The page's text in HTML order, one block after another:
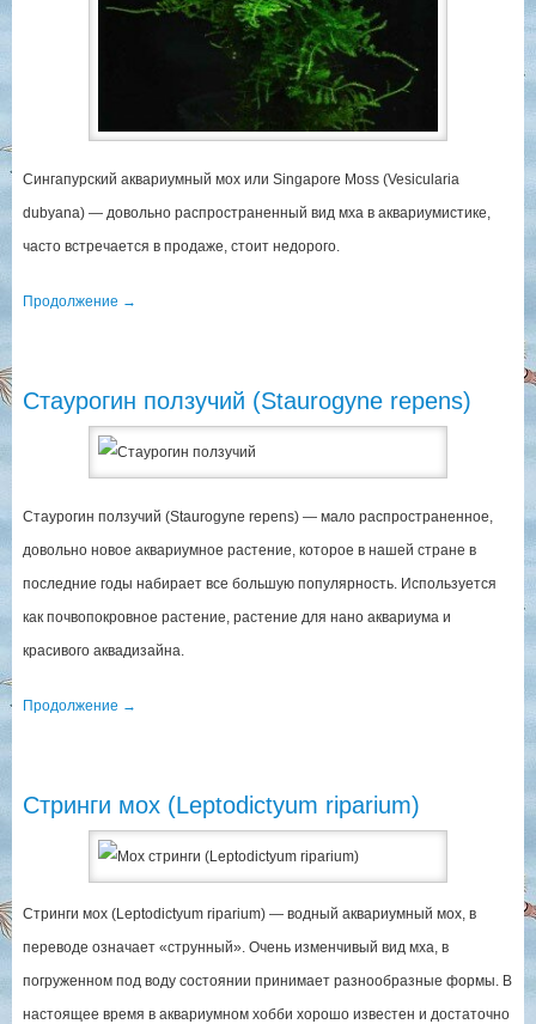
Сингапурский аквариумный мох или Singapore Moss (Vesicularia
dubyana) — довольно распространенный вид мха в аквариумистике,
часто встречается в продаже, стоит недорого.
Продолжение →
Стаурогин ползучий (Staurogyne repens)
Стаурогин ползучий (Staurogyne repens) — мало распространенное,
довольно новое аквариумное растение, которое в нашей стране в
последние годы набирает все большую популярность. Используется
как почвопокровное растение, растение для нано аквариума и
красивого аквадизайна.
Продолжение →
Стринги мох (Leptodictyum riparium)
Стринги мох (Leptodictyum riparium) — водный аквариумный мох, в
переводе означает «струнный». Очень изменчивый вид мха, в
погруженном под воду состоянии принимает разнообразные формы. В
настоящее время в аквариумном хобби хорошо известен и достаточно